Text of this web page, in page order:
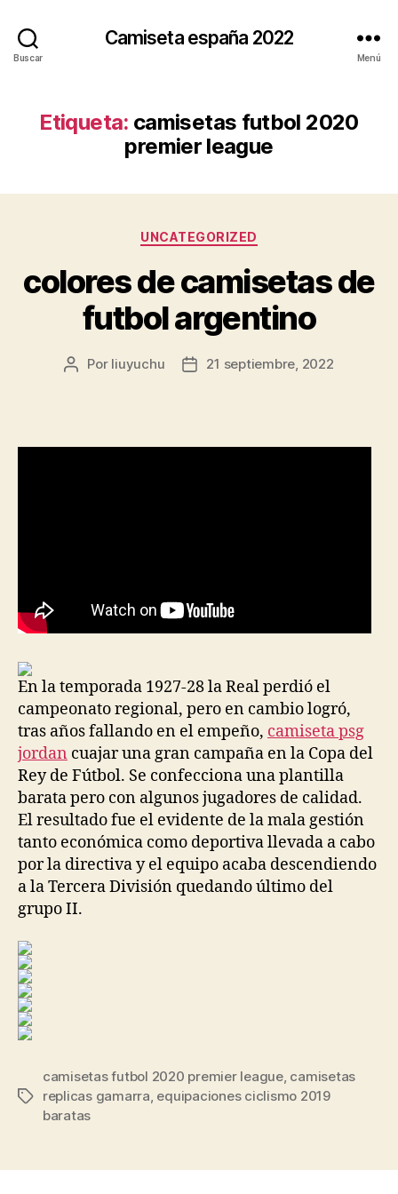
Buscar
Camiseta españa 2022
Menú
Etiqueta: camisetas futbol 2020
premier league
Categorías
UNCATEGORIZED
colores de camisetas de
futbol argentino
Autor
Por liuyuchu
Fecha21 septiembre, 2022
En la temporada 1927-28 la Real perdió el
campeonato regional, pero en cambio logró,
tras años fallando en el empeño, camiseta psg
jordan cuajar una gran campaña en la Copa del
Rey de Fútbol. Se confecciona una plantilla
barata pero con algunos jugadores de calidad.
El resultado fue el evidente de la mala gestión
tanto económica como deportiva llevada a cabo
por la directiva y el equipo acaba descendiendo
a la Tercera División quedando último del
grupo II.
Etiquetas
camisetas futbol 2020 premier league, camisetas
replicas gamarra equipaciones ciclismo 2019
baratas